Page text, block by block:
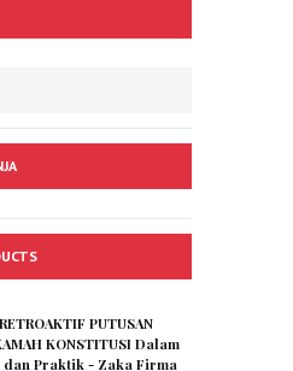
PUTUSAN
KONSTITUSI Dalam
Praktik - Zaka Firma